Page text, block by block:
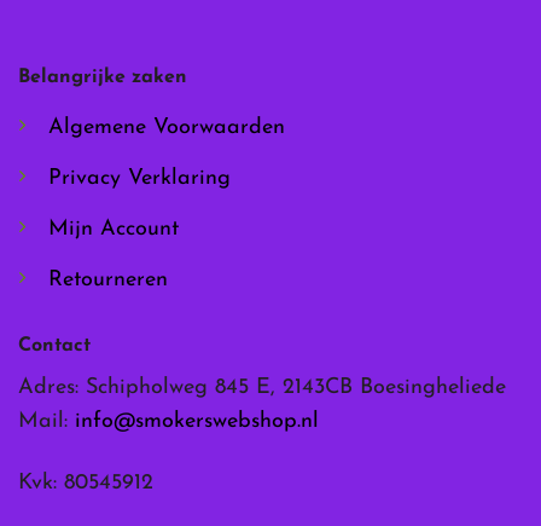
op
de
productpagina
Belangrijke zaken
Algemene Voorwaarden
Privacy Verklaring
Mijn Account
Retourneren
Contact
Adres: Schipholweg 845 E, 2143CB Boesingheliede
Mail: info@smokerswebshop.nl
Kvk: 80545912